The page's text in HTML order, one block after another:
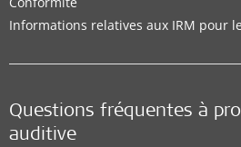
Informations relatives aux IRM pour
Questions fréquentes à
auditive